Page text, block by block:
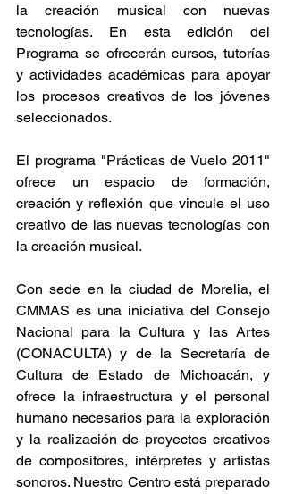
la creación musical con nuevas
tecnologías. En esta edición del
Programa se ofrecerán cursos, tutorías
y actividades académicas para apoyar
los procesos creativos de los jóvenes
seleccionados.
El programa "Prácticas de Vuelo 2011"
ofrece un espacio de formación,
creación y reflexión que vincule el uso
creativo de las nuevas tecnologías con
la creación musical.
Con sede en la ciudad de Morelia, el
CMMAS es una iniciativa del Consejo
Nacional para la Cultura y las Artes
(CONACULTA) y de la Secretaría de
Cultura de Estado de Michoacán, y
ofrece la infraestructura y el personal
humano necesarios para la exploración
y la realización de proyectos creativos
de compositores, intérpretes y artistas
sonoros. Nuestro Centro está preparado